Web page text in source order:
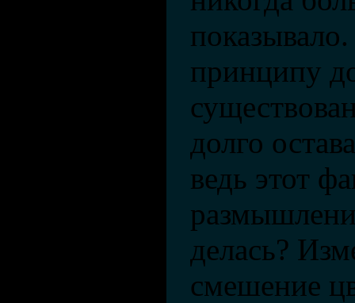
принципу
долго
ведь этот
делась?
смешение